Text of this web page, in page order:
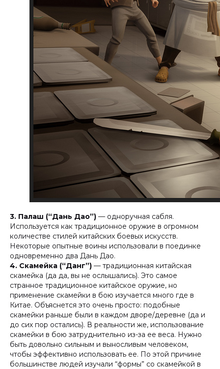
3. Палаш (“Дань Дао”) — одноручная сабля.
Используется как традиционное оружие в огромном
количестве стилей китайских боевых искусств.
Некоторые опытные воины использовали в поединке
одновременно два Дань Дао.
4. Скамейка (“Данг”) — традиционная китайская
скамейка (да да, вы не ослышались). Это самое
странное традиционное китайское оружие, но
применение скамейки в бою изучается много где в
Китае. Объяснется это очень просто: подобные
скамейки раньше были в каждом дворе/деревне (да и
до сих пор остались). В реальности же, использование
скамейки в бою затруднительно из-за ее веса. Нужно
быть довольно сильным и выносливым человеком,
чтобы эффективно использовать ее. По этой причине
большинстве людей изучали “формы” со скамейкой в